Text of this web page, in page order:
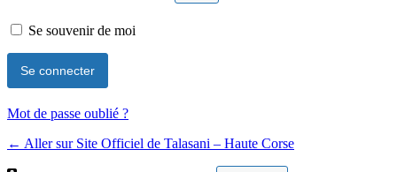
Se souvenir de moi
Mot de passe oublié ?
← Aller sur Site Officiel de Talasani – Haute Corse